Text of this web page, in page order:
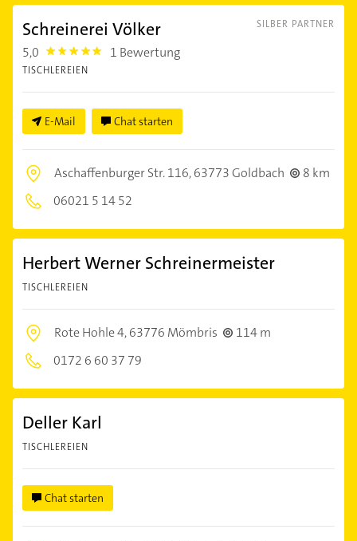
SILBER PARTNER
Schreinerei Völker
5,0 5.0 1 Bewertung
TISCHLEREIEN
E-Mail Chat starten
Aschaffenburger Str. 116,63773 Goldbach
8 km
06021 5 14 52
Herbert Werner Schreinermeister
TISCHLEREIEN
Rote Hohle 4,63776 Mömbris
114 m
0172 6 60 37 79
Deller Karl
TISCHLEREIEN
Chat starten